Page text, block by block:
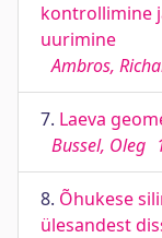
kontrollimine
uurimine
Ambros,
7. Laeva
Bussel, Oleg
8. Õhukese
ülesandest